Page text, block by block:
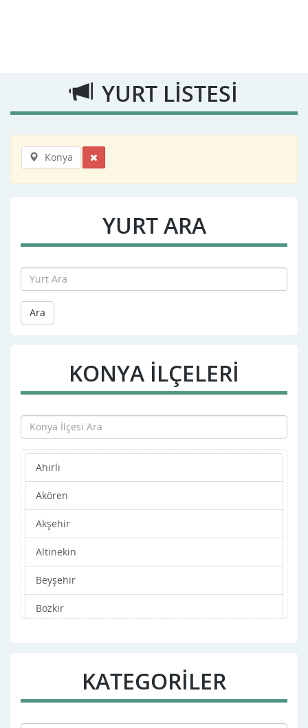
YURT LİSTESİ
Konya
YURT ARA
Ara
KONYA İLÇELERİ
Ahırlı
Akören
Akşehir
Altınekin
Beyşehir
Bozkır
Derbent
KATEGORİLER